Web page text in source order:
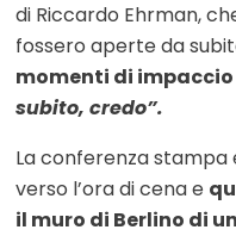
di Riccardo Ehrman,
fossero aperte da
momenti di impaccio
subito, credo”.
La conferenza
verso l’ora di cena e
il muro di Berlino di